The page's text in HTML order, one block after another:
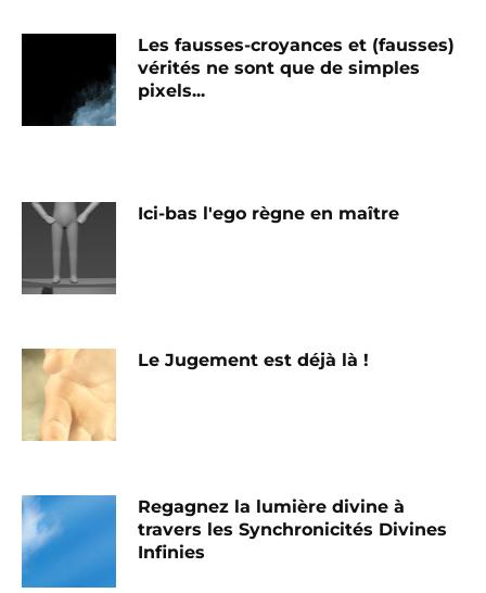
Les fausses-croyances et (fausses)
vérités ne sont que de simples
pixels...
Ici-bas l'ego règne en maître
Le Jugement est déjà là !
Regagnez la lumière divine à
travers les Synchronicités Divines
Infinies